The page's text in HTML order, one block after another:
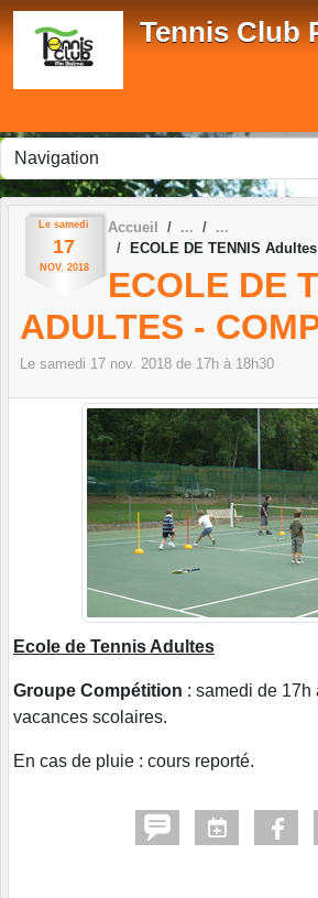
Tennis Club
Le samedi
17
NOV. 2018
Accueil
ECOLE DE TENNIS
ECOLE DE
ADULTES -
Le samedi 17 nov. 2018 de 17h à 18h30
Ecole de Tennis Adultes
Groupe Compétition : samedi de 17h
vacances scolaires.
En cas de pluie : cours reporté.
Panneau de gestion des cookies